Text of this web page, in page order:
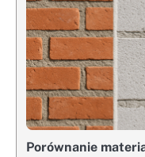
Porównanie